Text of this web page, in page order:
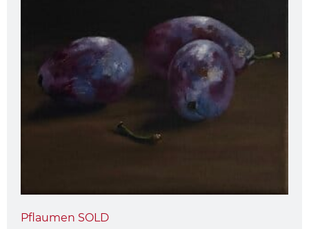
Pflaumen SOLD